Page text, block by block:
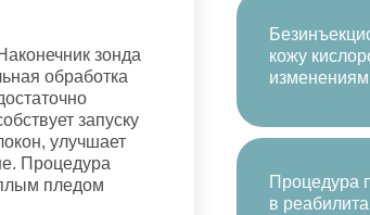
кожу
зонда
обработка
запуску
улучшает
Процедура
пледом
Процедура
в